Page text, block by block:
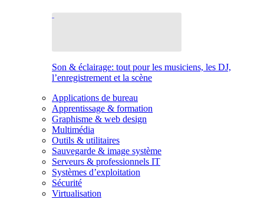
Son & éclairage: tout pour les musiciens, les DJ,
l’enregistrement et la scène
Applications de bureau
Apprentissage & formation
Graphisme & web design
Multimédia
Outils & utilitaires
Sauvegarde & image système
Serveurs & professionnels IT
Systèmes d’exploitation
Sécurité
Virtualisation